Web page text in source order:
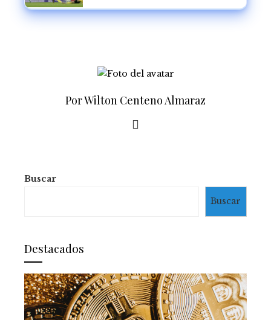
Por Wilton Centeno Almaraz
Buscar
Buscar
Destacados